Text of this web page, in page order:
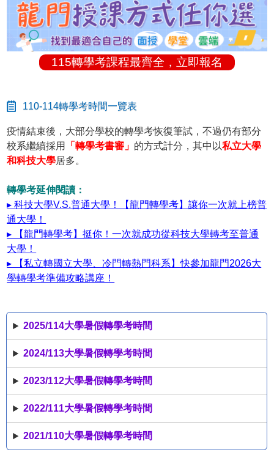
115轉學考課程最齊全，立即報名
110-114轉學考時間一覽表
疫情結束後，大部分學校的轉學考恢復筆試，不過仍有部分
校系繼續採用
「轉學考書審」 的方式計分，其中以私立大學
和科技大學居多。
轉學考延伸閱讀：
▸ 科技大學V.S.普通大學！【龍門轉學考】讓你一次就上榜普
通大學！
▸ 【龍門轉學考】挺你！一次就成功從科技大學轉考至普通
大學！
▸ 【私立轉國立大學、冷門轉熱門科系】快參加龍門2026大
學轉學考準備攻略講座！
2025/114大學暑假轉學考時間
2024/113大學暑假轉學考時間
2023/112大學暑假轉學考時間
2022/111大學暑假轉學考時間
2021/110大學暑假轉學考時間